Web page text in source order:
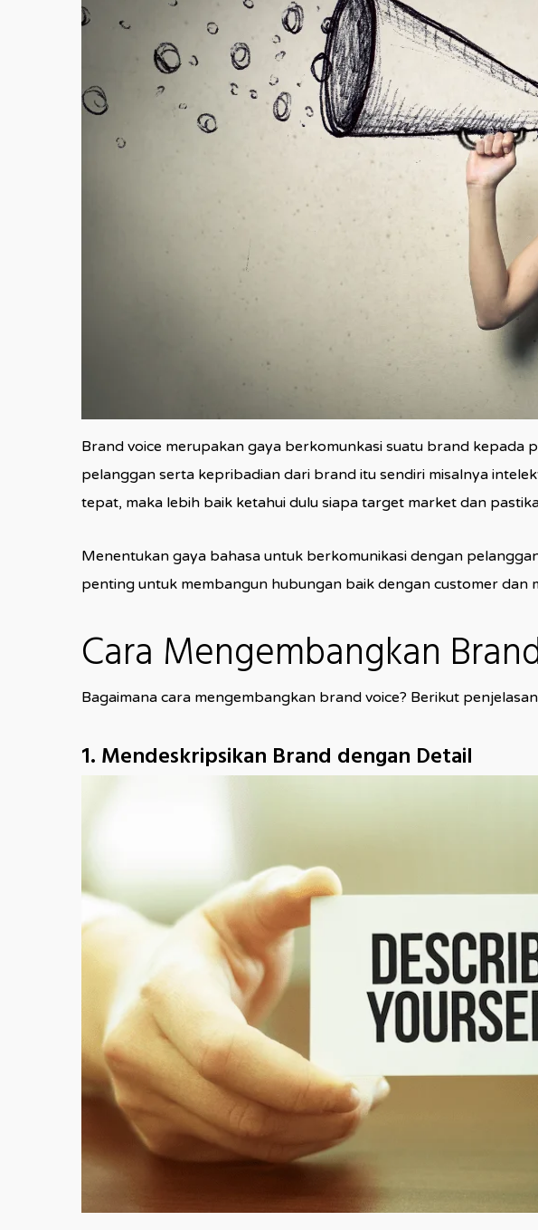
Brand voice merupakan gaya berkomunkasi suatu brand kepada
pelanggan serta kepribadian dari brand itu sendiri misalnya
tepat, maka lebih baik ketahui dulu siapa target market dan
Menentukan gaya bahasa untuk berkomunikasi dengan
penting untuk membangun hubungan baik dengan customer dan
Cara Mengembangkan
Bagaimana cara mengembangkan brand voice? Berikut
1. Mendeskripsikan Brand dengan Detail